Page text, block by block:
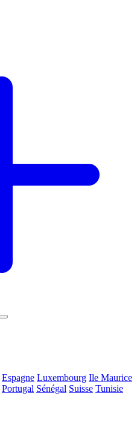
Espagne Luxembourg Ile Maurice
Portugal Sénégal Suisse Tunisie